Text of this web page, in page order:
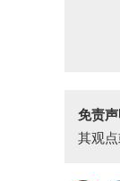
免责声
其观